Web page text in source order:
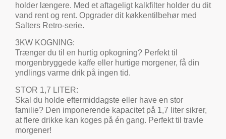
holder længere. Med et aftageligt kalkfilter holder du dit
vand rent og rent. Opgrader dit køkkentilbehør med
Salters Retro-serie.
3KW KOGNING:
Trænger du til en hurtig opkogning? Perfekt til
morgenbryggede kaffe eller hurtige morgener, få din
yndlings varme drik på ingen tid.
STOR 1,7 LITER:
Skal du holde eftermiddagste eller have en stor
familie? Den imponerende kapacitet på 1,7 liter sikrer,
at flere drikke kan koges på én gang. Perfekt til travle
morgener!